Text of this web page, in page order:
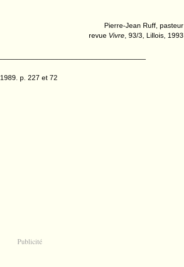
Pierre-Jean Ruff, pasteur
revue Vivre , 93/3, Lillois, 1993
p. 227 et 72
Publicité